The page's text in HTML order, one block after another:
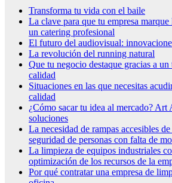
Transforma tu vida con el baile
La clave para que tu empresa marque la diferencia, contrata
un catering profesional
El futuro del audiovisual:
La revolución del running natural
Que tu negocio destaque gracias a un trabajo de rotulación de
calidad
Situaciones en las que necesitas acudir a un osteópata de
calidad
¿Cómo sacar tu idea al mercado? Art Aurea Studio tiene las
soluciones
La necesidad de rampas accesibles de calidad para la
seguridad de personas con falta de
La limpieza de equipos industriales como factor clave en la
optimización de los recursos de la
Por qué contratar una empresa de limpieza profesional para la